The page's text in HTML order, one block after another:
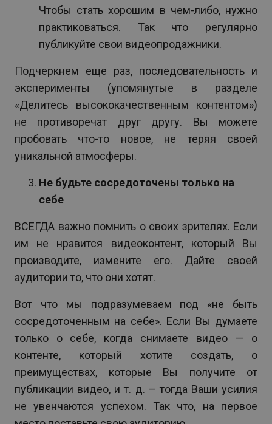
Чтобы стать хорошим в чем-либо, нужно
практиковаться. Так что регулярно
публикуйте свои видеопродажники.
Подчеркнем еще раз, последовательность и
эксперименты (упомянутые в разделе
«Делитесь высококачественным контентом»)
не противоречат друг другу. Вы можете
пробовать что-то новое, не теряя своей
уникальной атмосферы.
Не будьте сосредоточены только на
себе
ВСЕГДА важно помнить о своих зрителях. Если
им не нравится видеоконтент, который Вы
производите, измените его. Дайте своей
аудитории то, что они хотят.
Вот что мы подразумеваем под «не быть
сосредоточенным на себе». Если Вы думаете
только о себе, когда снимаете видео — о
контенте, который хотите создать, о
преимуществах, которые Вы получите от
публикации видео, и т. д. – тогда Ваши усилия
не увенчаются успехом. Так что, на первое